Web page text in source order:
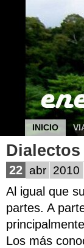
INICIO
22 abr 2010
Al igual que
partes. A
Los más